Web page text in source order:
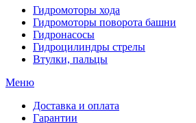
Гидромоторы хода
Гидромоторы поворота башни
Гидронасосы
Гидроцилиндры стрелы
Втулки, пальцы
Меню
Доставка и оплата
Гарантии